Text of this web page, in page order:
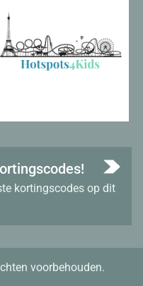
kortingscodes op dit
voorbehouden.